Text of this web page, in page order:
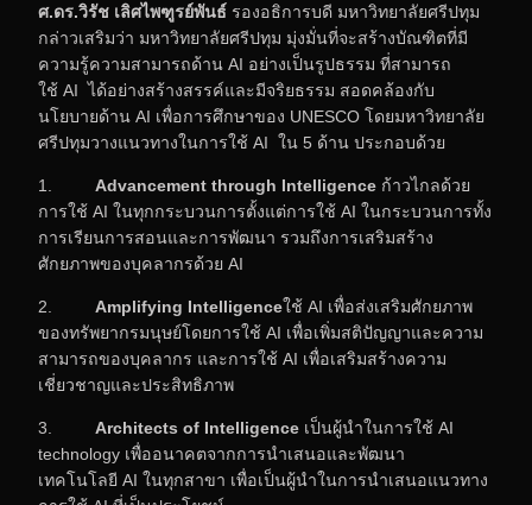
ศ.ดร.วิรัช เลิศไพฑูรย์พันธ์ รองอธิการบดี มหาวิทยาลัยศรีปทุม
กล่าวเสริมว่า มหาวิทยาลัยศรีปทุม มุ่งมั่นที่จะสร้างบัณฑิตที่มี
ความรู้ความสามารถด้าน AI อย่างเป็นรูปธรรม ที่สามารถ
ใช้ AI ได้อย่างสร้างสรรค์และมีจริยธรรม สอดคล้องกับ
นโยบายด้าน AI เพื่อการศึกษาของ UNESCO โดยมหาวิทยาลัย
ศรีปทุมวางแนวทางในการใช้ AI ใน 5 ด้าน ประกอบด้วย
1. Advancement through Intelligence ก้าวไกลด้วย
การใช้ AI ในทุกกระบวนการตั้งแต่การใช้ AI ในกระบวนการทั้ง
การเรียนการสอนและการพัฒนา รวมถึงการเสริมสร้าง
ศักยภาพของบุคลากรด้วย AI
2. Amplifying Intelligenceใช้ AI เพื่อส่งเสริมศักยภาพ
ของทรัพยากรมนุษย์โดยการใช้ AI เพื่อเพิ่มสติปัญญาและความ
สามารถของบุคลากร และการใช้ AI เพื่อเสริมสร้างความ
เชี่ยวชาญและประสิทธิภาพ
3. Architects of Intelligence เป็นผู้นำในการใช้ AI
technology เพื่ออนาคตจากการนำเสนอและพัฒนา
เทคโนโลยี AI ในทุกสาขา เพื่อเป็นผู้นำในการนำเสนอแนวทาง